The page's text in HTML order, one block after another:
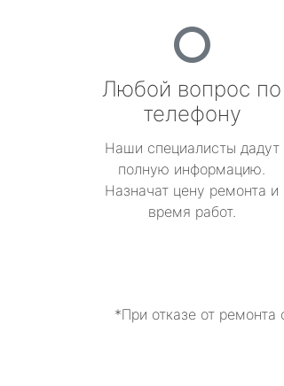
Любой вопрос по
телефону
Наши специалисты дадут
полную информацию.
Назначат цену ремонта и
время работ.
*При отказе от ремонта